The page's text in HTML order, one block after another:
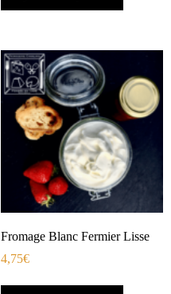
Fromage Blanc Fermier Lisse
4,75€